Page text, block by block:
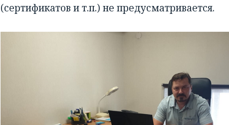
(сертификатов и т.п.) не предусматривается.